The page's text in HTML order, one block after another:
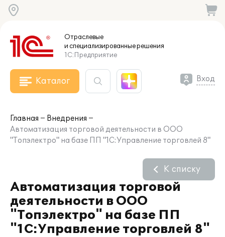
Отраслевые
и специализированныерешения
1С:Предприятие
Каталог Вход
Главная
Внедрения
Автоматизация торговой деятельности в ООО
"Топэлектро" на базе ПП "1С:Управление торговлей 8"
Автоматизация торговой
деятельности в ООО
"Топэлектро" на базе ПП
"1С:Управление торговлей 8"
К списку